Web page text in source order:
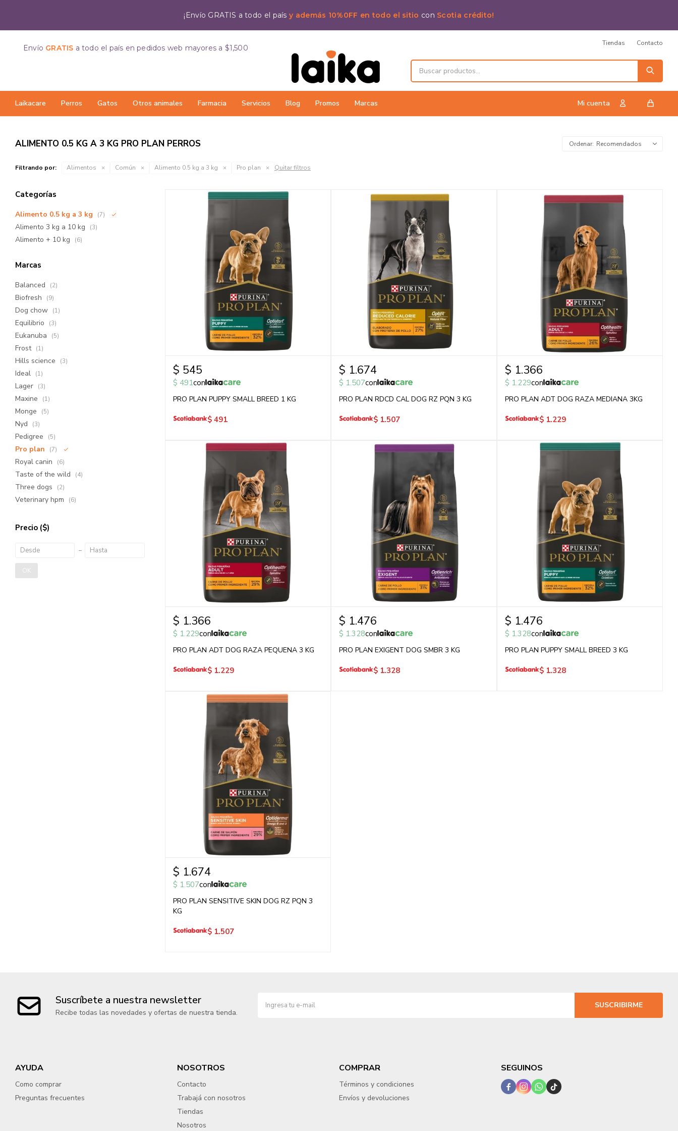
¡Envío GRATIS a todo el paísy además 10%0FF en todo el sitio con Scotia crédito!
Laikacare Perros Gatos Otros animales Farmacia Servicios Blog Promos Marcas
Envío GRATIS a todo el país en pedidos web mayores a $1,500
Tiendas Contacto
ALIMENTO 0.5 KG A 3 KG PRO PLAN PERROS Recomendados
Filtrando por: Alimentos Común Alimento 0.5 kg a 3 kg Pro plan Quitar filtros
$ 545
$ 491con
PRO PLAN PUPPY SMALL BREED 1 KG
$ 491
$ 1.674
$ 1.507con
PRO PLAN RDCD CAL DOG RZ PQN 3 KG
$ 1.507
$ 1.366
$ 1.229con
PRO PLAN ADT DOG RAZA MEDIANA 3KG
$ 1.229
$ 1.366
$ 1.229con
PRO PLAN ADT DOG RAZA PEQUENA 3 KG
$ 1.229
$ 1.476
$ 1.328con
PRO PLAN EXIGENT DOG SMBR 3 KG
$ 1.328
$ 1.476
$ 1.328con
PRO PLAN PUPPY SMALL BREED 3 KG
$ 1.328
$ 1.674
$ 1.507con
PRO PLAN SENSITIVE SKIN DOG RZ PQN 3
KG
$ 1.507
Categorías
Alimento 0.5 kg a 3 kg (7)
Alimento 3 kg a 10 kg (3)
Alimento + 10 kg (6)
Marcas
Balanced (2)
Biofresh (9)
Dog chow (1)
Equilibrio (3)
Eukanuba (5)
Frost (1)
Hills science (3)
Ideal (1)
Lager (3)
Maxine (1)
Monge (5)
Nyd (3)
Pedigree (5)
Pro plan (7)
Royal canin (6)
Taste of the wild (4)
Three dogs (2)
Veterinary hpm (6)
Precio ($)
OK
Suscríbete a nuestra newsletter
Recibe todas las novedades y ofertas de nuestra tienda.
SUSCRIBIRME
AYUDA
Como comprar
Preguntas frecuentes
NOSOTROS
Contacto
Trabajá con nosotros
Tiendas
Nosotros
COMPRAR
Términos y condiciones
Envíos y devoluciones
SEGUINOS
   